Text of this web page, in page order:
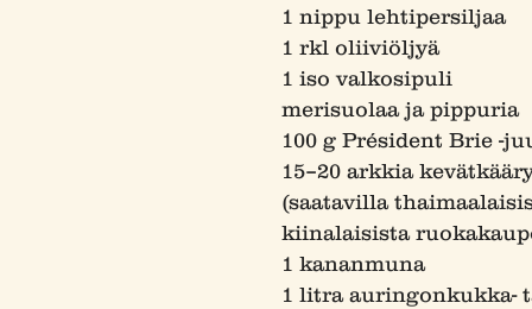
1 nippu lehtipersiljaa
1 rkl oliiviöljyä
1 iso valkosipuli
merisuolaa ja pippuria
100 g Président Brie -
15–20 arkkia
(saatavilla
kiinalaisista
1 kananmuna
1 litra auringonkukka-